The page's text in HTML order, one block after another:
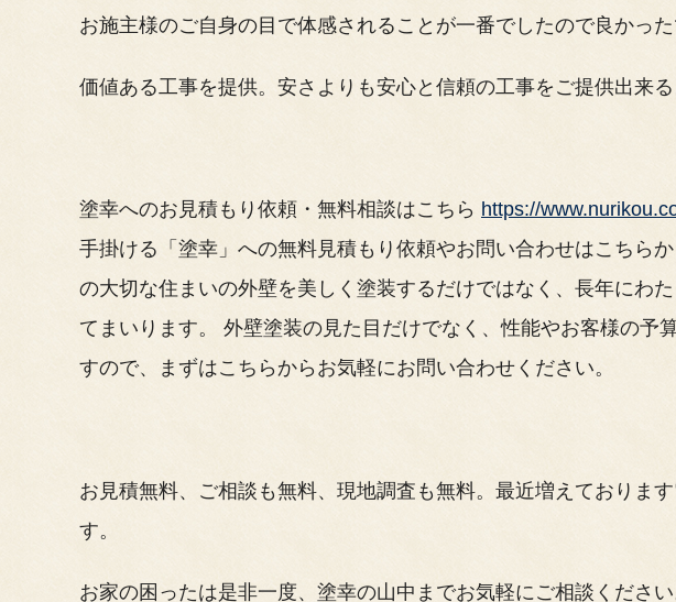
お施主様のご自身の目で体感されることが一番でしたので良かった
価値ある工事を提供。安さよりも安心と信頼の工事をご提供出来
塗幸へのお見積もり依頼・無料相談はこちら https://
手掛ける「塗幸」への無料見積もり依頼やお問い合わせはこちら
の大切な住まいの外壁を美しく塗装するだけではなく、長年にわ
てまいります。 外壁塗装の見た目だけでなく、性能やお客様の予
すので、まずはこちらからお気軽にお問い合わせください。
お見積無料、ご相談も無料、現地調査も無料。最近増えておりま
す。
お家の困ったは是非一度、塗幸の山中までお気軽にご相談ください